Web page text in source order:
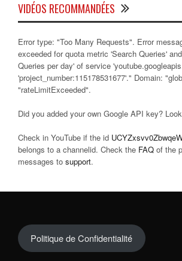
VIDÉOS RECOMMANDÉES
Error type: "Too Many Requests". Error
exceeded for quota metric 'Search Queries'
Queries per day' of service
'project_number:115178531677'." Domain:
"rateLimitExceeded".
Did you added your own Google API key?
Check in YouTube if the id
belongs to a channelid. Check the FAQ of the
messages to support.
Politique de Confidentialité